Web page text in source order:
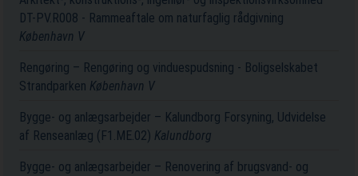
DT-PV.R008 - Rammeaftale om naturfaglig rådgivning
København V
Rengøring – Rengøring og vinduespudsning - Boligselskabet
Strandparken København V
Bygge- og anlægsarbejder – Kalundborg Forsyning, Udvidelse
af Renseanlæg (F1.ME.02) Kalundborg
Bygge- og anlægsarbejder – Renovering af brugsvand- og